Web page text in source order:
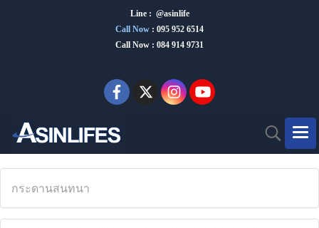
Line : @asinlife
Call Now : 095 952 6514
Call Now : 084 914 9731
กระดานสนทนา